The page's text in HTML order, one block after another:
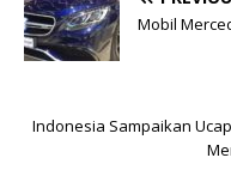
o
k
nMobil
Indonesia Sampaikan